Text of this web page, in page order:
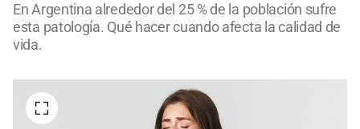
En Argentina alrededor del 25 % de la población sufre
esta patología. Qué hacer cuando afecta la calidad de
vida.